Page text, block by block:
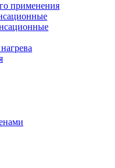
применения